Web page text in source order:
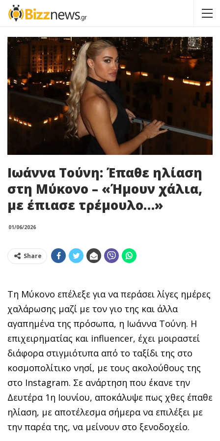
Ιωάννα Τούνη: Έπαθε ηλίαση
στη Μύκονο – «Ήμουν χάλια,
με έπιασε τρέμουλο…»
01/06/2026
Share
Τη Μύκονο επέλεξε για να περάσει λίγες ημέρες
χαλάρωσης μαζί με τον γιο της και άλλα
αγαπημένα της πρόσωπα, η Ιωάννα Τούνη. Η
επιχειρηματίας και influencer, έχει μοιραστεί
διάφορα στιγμιότυπα από το ταξίδι της στο
κοσμοπολίτικο νησί, με τους ακολούθους της
στο Instagram. Σε ανάρτηση που έκανε την
Δευτέρα 1η Ιουνίου, αποκάλυψε πως χθες έπαθε
ηλίαση, με αποτέλεσμα σήμερα να επιλέξει με
την παρέα της, να μείνουν στο ξενοδοχείο.